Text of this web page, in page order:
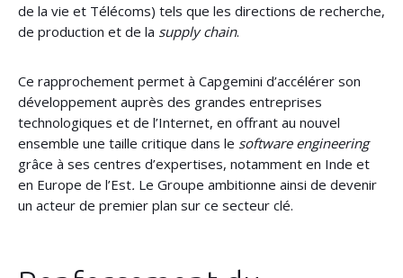
de la vie et Télécoms) tels que les directions de recherche,
de production et de la supply chain.
Ce rapprochement permet à Capgemini d’accélérer son
développement auprès des grandes entreprises
technologiques et de l’Internet, en offrant au nouvel
ensemble une taille critique dans le software engineering
grâce à ses centres d’expertises, notamment en Inde et
en Europe de l’Est. Le Groupe ambitionne ainsi de devenir
un acteur de premier plan sur ce secteur clé.